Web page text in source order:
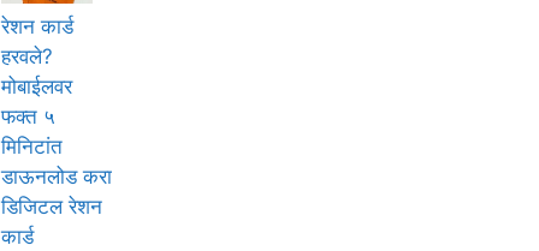
रेशन कार्ड
हरवले?
मोबाईलवर
फक्त ५
मिनिटांत
डाऊनलोड करा
डिजिटल रेशन
कार्ड